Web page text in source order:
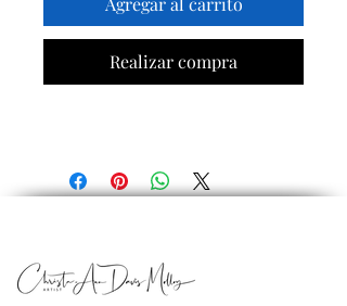
Realizar compra